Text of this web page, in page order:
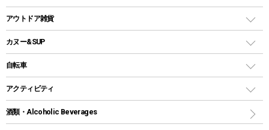
パラソル
テントアクセサリー
ペグ
グランドシート
ガイドロープ
ツール
鉄板、アミ
焚き火台&ストーブ
火起こし
バーベキューツール
クッカーセット
シェラカップ
クッキングツール
ナイフ
コップ付きタイプ
ワンタッチタイプ
プラスチックボトル
ディズニーボトル
クーラーバッグ
ウォータージャグ
保冷剤
アウトドアキャリー
アウトドア雑貨
バックパック&バッグ
リュック、バックパック
トートバッグ、サコッシュ
ショッピングキャリー
カヌー&SUP
インフレータブル
カヤック
自転車
折りたたみ自転車
スポーツサイクル
シティサイクル
アクティビティ
マリン
酒類・Alcoholic Beverages